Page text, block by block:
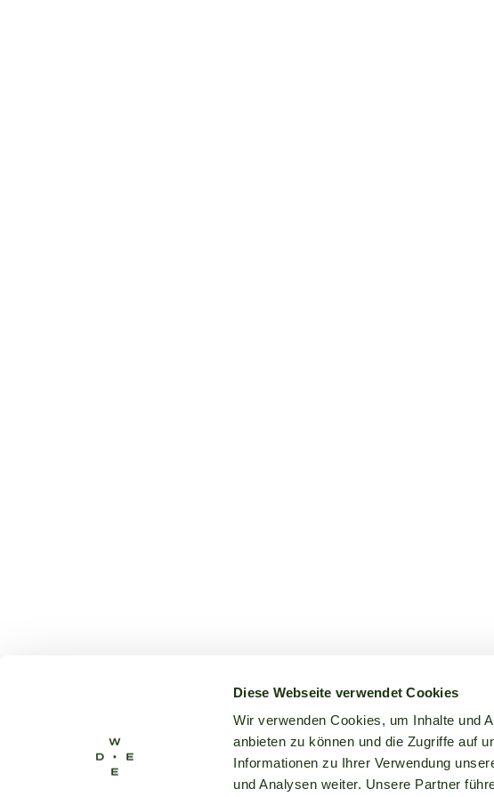
Diese Webseite verwendet Cookies
Wir verwenden Cookies, um Inhalte und
anbieten zu können und die Zugriffe auf
Informationen zu Ihrer Verwendung
und Analysen weiter. Unsere Partner